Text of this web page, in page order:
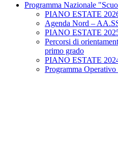
Programma Nazionale
PIANO ESTATE
Agenda Nord –
PIANO ESTATE
Percorsi di
primo grado
PIANO ESTATE
Programma